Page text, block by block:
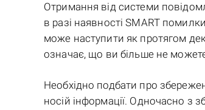
Отримання від системи
в разі наявності SMART
може наступити як протягом
означає, що ви більше не
Необхідно подбати про
носій інформації. Одночасно з